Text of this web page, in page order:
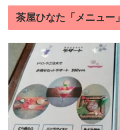
茶屋ひなた「メニュー」